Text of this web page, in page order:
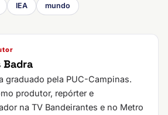
IEA mundo
Badra
graduado pela PUC-Campinas.
produtor, repórter e
na TV Bandeirantes e no Metro